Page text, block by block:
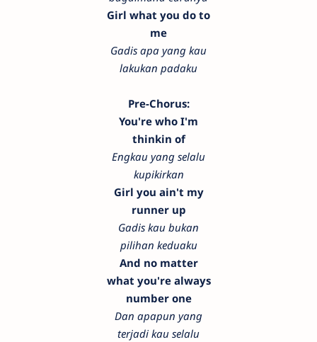
Girl what you do to
me
Gadis apa yang kau
lakukan padaku
Pre-Chorus:
You're who I'm
thinkin of
Engkau yang selalu
kupikirkan
Girl you ain't my
runner up
Gadis kau bukan
pilihan keduaku
And no matter
what you're always
number one
Dan apapun yang
terjadi kau selalu